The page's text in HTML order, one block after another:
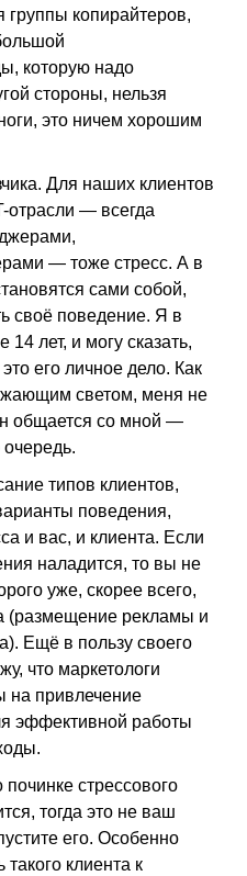
копирайтеров,
которую надо
стороны, нельзя
это ничем хорошим
Для наших клиентов
отрасли — всегда
— тоже стресс. А в
сами собой,
своё поведение. Я в
лет, и могу сказать,
его личное дело. Как
светом, меня не
общается со мной —
типов клиентов,
поведения,
и вас, и клиента. Если
наладится, то вы не
уже, скорее всего,
(размещение рекламы и
Ещё в пользу своего
что маркетологи
на привлечение
эффективной работы
стрессового
тогда это не ваш
его. Особенно
клиента к